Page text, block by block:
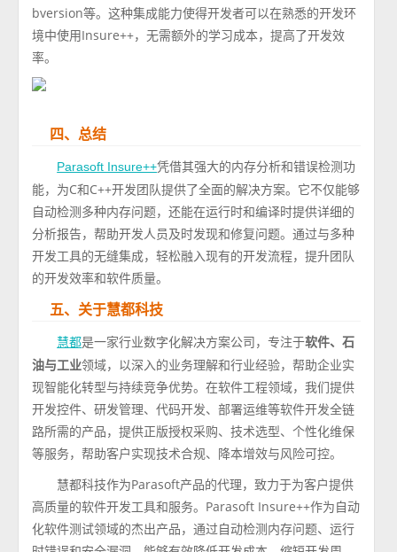
bversion等。这种集成能力使得开发者可以在熟悉的开发环
境中使用Insure++，无需额外的学习成本，提高了开发效
率。
四、总结
Parasoft Insure++凭借其强大的内存分析和错误检测功
能，为C和C++开发团队提供了全面的解决方案。它不仅能够
自动检测多种内存问题，还能在运行时和编译时提供详细的
分析报告，帮助开发人员及时发现和修复问题。通过与多种
开发工具的无缝集成，轻松融入现有的开发流程，提升团队
的开发效率和软件质量。
五、关于慧都科技
慧都是一家行业数字化解决方案公司，专注于软件、石
油与工业领域，以深入的业务理解和行业经验，帮助企业实
现智能化转型与持续竞争优势。在软件工程领域，我们提供
开发控件、研发管理、代码开发、部署运维等软件开发全链
路所需的产品，提供正版授权采购、技术选型、个性化维保
等服务，帮助客户实现技术合规、降本增效与风险可控。
慧都科技作为Parasoft产品的代理，致力于为客户提供
高质量的软件开发工具和服务。Parasoft Insure++作为自动
化软件测试领域的杰出产品，通过自动检测内存问题、运行